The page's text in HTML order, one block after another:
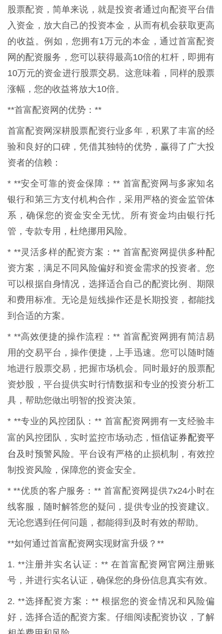
股票配资，简单来说，就是投资者通过向配资平台借
入资金，放大自己的投资本金，从而有机会获取更高
的收益。例如，您拥有1万元的本金，通过首富配资
网的配资服务，您可以获得最高10倍的杠杆，即拥有
10万元的资金进行股票交易。这意味着，同样的股票
涨幅，您的收益将放大10倍。
**首富配资网的优势：**
首富配资网深耕股票配资行业多年，积累了丰富的经
验和良好的口碑，凭借其独特的优势，赢得了广大投
资者的信赖：
* **安全可靠的资金保障：** 首富配资网与多家知名
银行和第三方支付机构合作，采用严格的资金监管体
系，确保您的资金安全无忧。所有资金均由银行托
管，专款专用，杜绝挪用风险。
* **灵活多样的配资方案：** 首富配资网提供多种配
资方案，满足不同风险偏好和资金需求的投资者。您
可以根据自身情况，选择适合自己的配资比例、期限
和费用标准。无论是短线操作还是长期投资，都能找
到合适的方案。
* **高效便捷的操作流程：** 首富配资网拥有简洁易
用的交易平台，操作便捷，上手迅速。您可以随时随
地进行股票交易，把握市场机会。同时最好的股票配
资炒股，平台提供实时行情数据和专业的投资分析工
具，帮助您做出明智的投资决策。
* **专业的风控团队：** 首富配资网拥有一支经验丰
富的风控团队，实时监控市场动态，恒信证券配资平
台 及时预警风险。平台设有严格的止损机制，有效控
制投资风险，保障您的资金安全。
* **优质的客户服务：** 首富配资网提供7x24小时在
线客服，随时解答您的疑问，提供专业的投资建议。
无论您遇到任何问题，都能得到及时有效的帮助。
**如何通过首富配资网实现财富升级？**
1. **注册并实名认证：** 在首富配资网官网注册账
号，并进行实名认证，确保您的身份信息真实有效。
2. **选择配资方案：** 根据您的资金情况和风险偏
好，选择合适的配资方案。仔细阅读配资协议，了解